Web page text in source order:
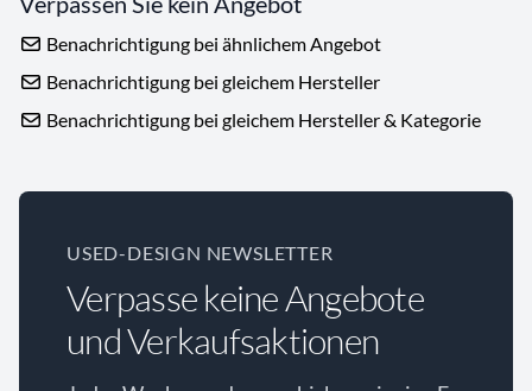
Benachrichtigung bei ähnlichem Angebot
Benachrichtigung bei gleichem Hersteller
Benachrichtigung bei gleichem Hersteller & Kategorie
USED-DESIGN NEWSLETTER
Verpasse keine Angebote
und Verkaufsaktionen